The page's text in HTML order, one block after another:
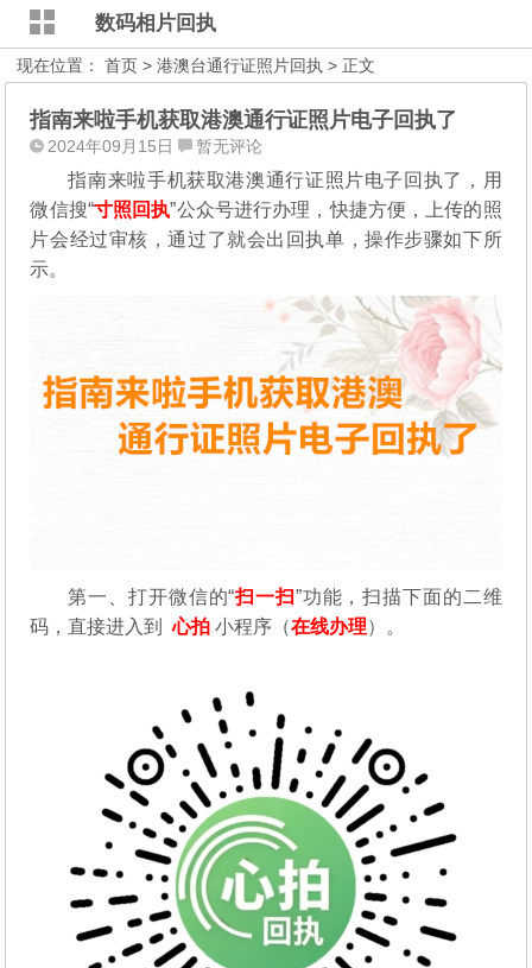
数码相片回执
现在位置：首页 >港澳台通行证照片回执 > 正文
指南来啦手机获取港澳通行证照片电子回执了
2024年09月15日 暂无评论
指南来啦手机获取港澳通行证照片电子回执了，用
微信搜“寸照回执”公众号进行办理，快捷方便，上传的照
片会经过审核，通过了就会出回执单，操作步骤如下所
示。
第一、打开微信的“扫一扫”功能，扫描下面的二维
码，直接进入到心拍 小程序（在线办理）。